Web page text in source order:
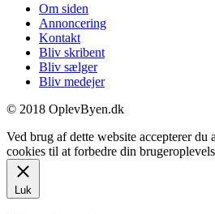
Om siden
Annoncering
Kontakt
Bliv skribent
Bliv sælger
Bliv medejer
© 2018 OplevByen.dk
Ved brug af dette website accepterer du
cookies til at forbedre din
Luk